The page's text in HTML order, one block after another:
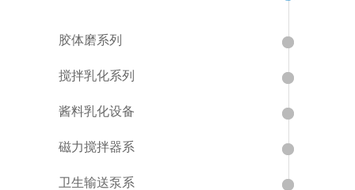
胶体磨系列
搅拌乳化系列
酱料乳化设备
磁力搅拌器系
卫生输送泵系